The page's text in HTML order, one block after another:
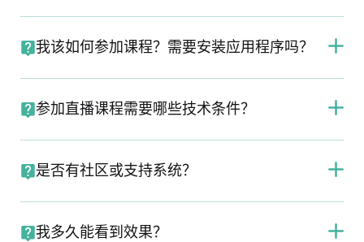
我该如何参加课程？需要安装应用程序吗？
参加直播课程需要哪些技术条件？
是否有社区或支持系统？
我多久能看到效果？